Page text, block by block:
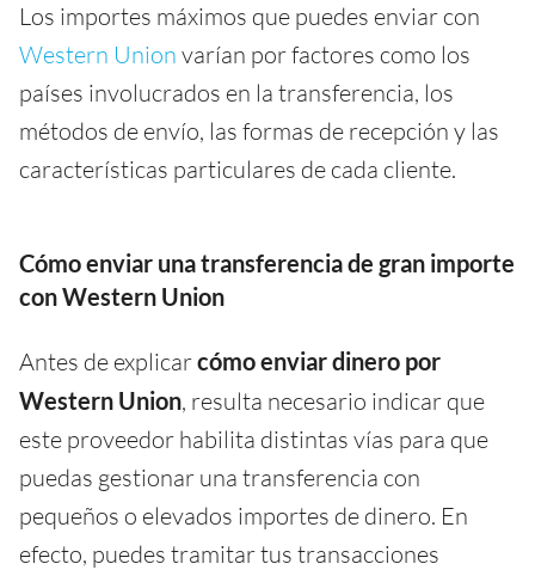
Los importes máximos que puedes enviar con
Western Union varían por factores como los
países involucrados en la transferencia, los
métodos de envío, las formas de recepción y las
características particulares de cada cliente.
Cómo enviar una transferencia de gran importe
con Western Union
Antes de explicarcómo enviar dinero por
Western Union, resulta necesario indicar que
este proveedor habilita distintas vías para que
puedas gestionar una transferencia con
pequeños o elevados importes de dinero. En
efecto, puedes tramitar tus transacciones